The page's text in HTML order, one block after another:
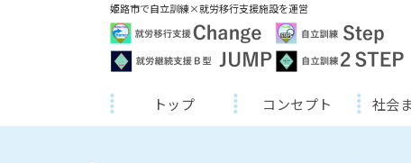
姫路市で自立訓練×就労移行支援施設を運営
トップ コンセプト 社会